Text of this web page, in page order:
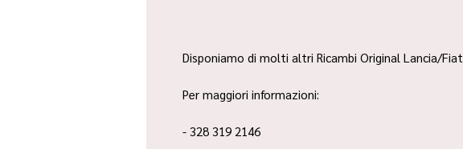
Disponiamo di molti altri Ricambi Original Lancia/Fiat
Per maggiori informazioni:
- 328 319 2146